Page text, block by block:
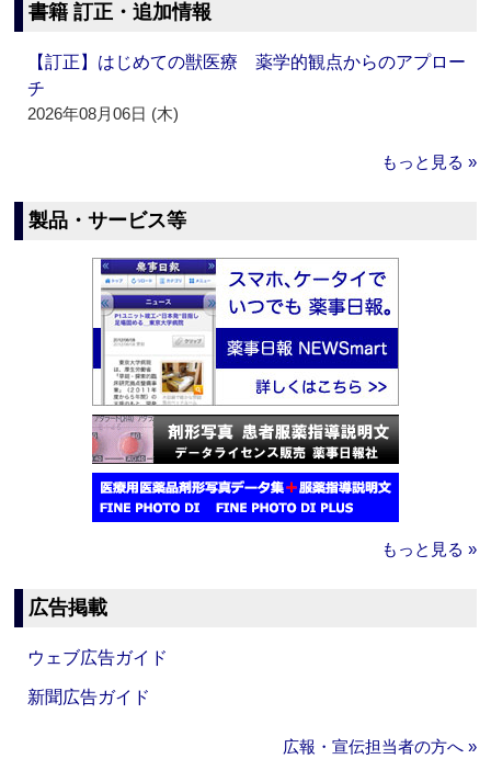
書籍 訂正・追加情報
【訂正】はじめての獣医療 薬学的観点からのアプロー
チ
2026年08月06日 (木)
もっと見る »
製品・サービス等
もっと見る »
広告掲載
ウェブ広告ガイド
新聞広告ガイド
広報・宣伝担当者の方へ »